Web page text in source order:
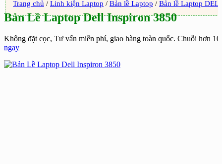
Trang chủ / Linh kiện Laptop / Bản lề Laptop / Bản lề Laptop
Bản Lề Laptop Dell Inspiron 3850
Không đặt cọc, Tư vấn miễn phí, giao hàng toàn quốc. Chuỗi hơn
ngay